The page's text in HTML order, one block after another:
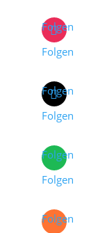
Folgen
Folgen
Folgen
Folgen
Folgen
Folgen
Folgen